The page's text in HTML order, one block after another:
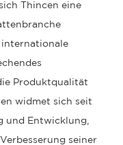
Thincen eine
Produktqualität
widmet sich seit
und Entwicklung,
seiner